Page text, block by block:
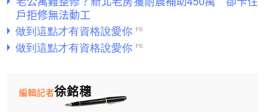
戶拒修無法動工
徐銘穗
編輯記者